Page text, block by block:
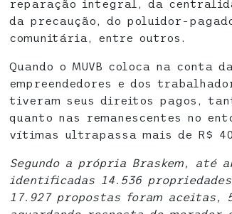
reparação integral, da
da precaução, do poluidor-
comunitária, entre outros.
Quando o MUVB coloca na conta
empreendedores e dos
tiveram seus direitos pagos,
quanto nas remanescentes no
vítimas ultrapassa mais de R$
Segundo a própria Braskem, até
identificadas 14.536
17.927 propostas foram aceitas,